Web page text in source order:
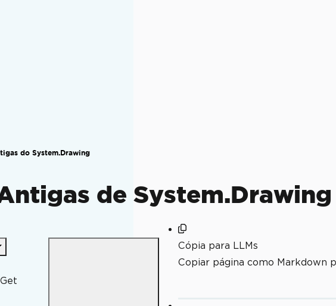
do System.Drawing
de
Cópia para LLMs
Copiar página como Markdown